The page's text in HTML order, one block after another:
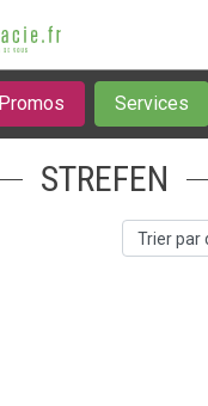
Promos Services
STREFEN